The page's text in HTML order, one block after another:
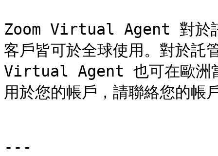
Zoom Virtual Agent 對於託
客戶皆可於全球使用。對於託
Virtual Agent 也可在歐洲當
用於您的帳戶，請聯絡您的帳
---